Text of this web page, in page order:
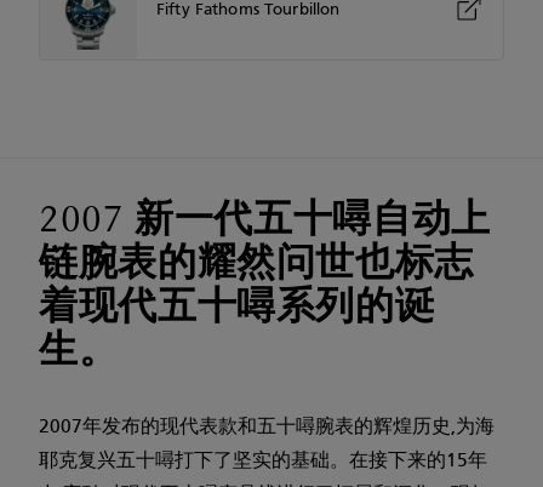
Fifty Fathoms Tourbillon
2007 新一代五十噚自动上
链腕表的耀然问世也标志
着现代五十噚系列的诞
生。
2007年发布的现代表款和五十噚腕表的辉煌历史,为海
耶克复兴五十噚打下了坚实的基础。在接下来的15年